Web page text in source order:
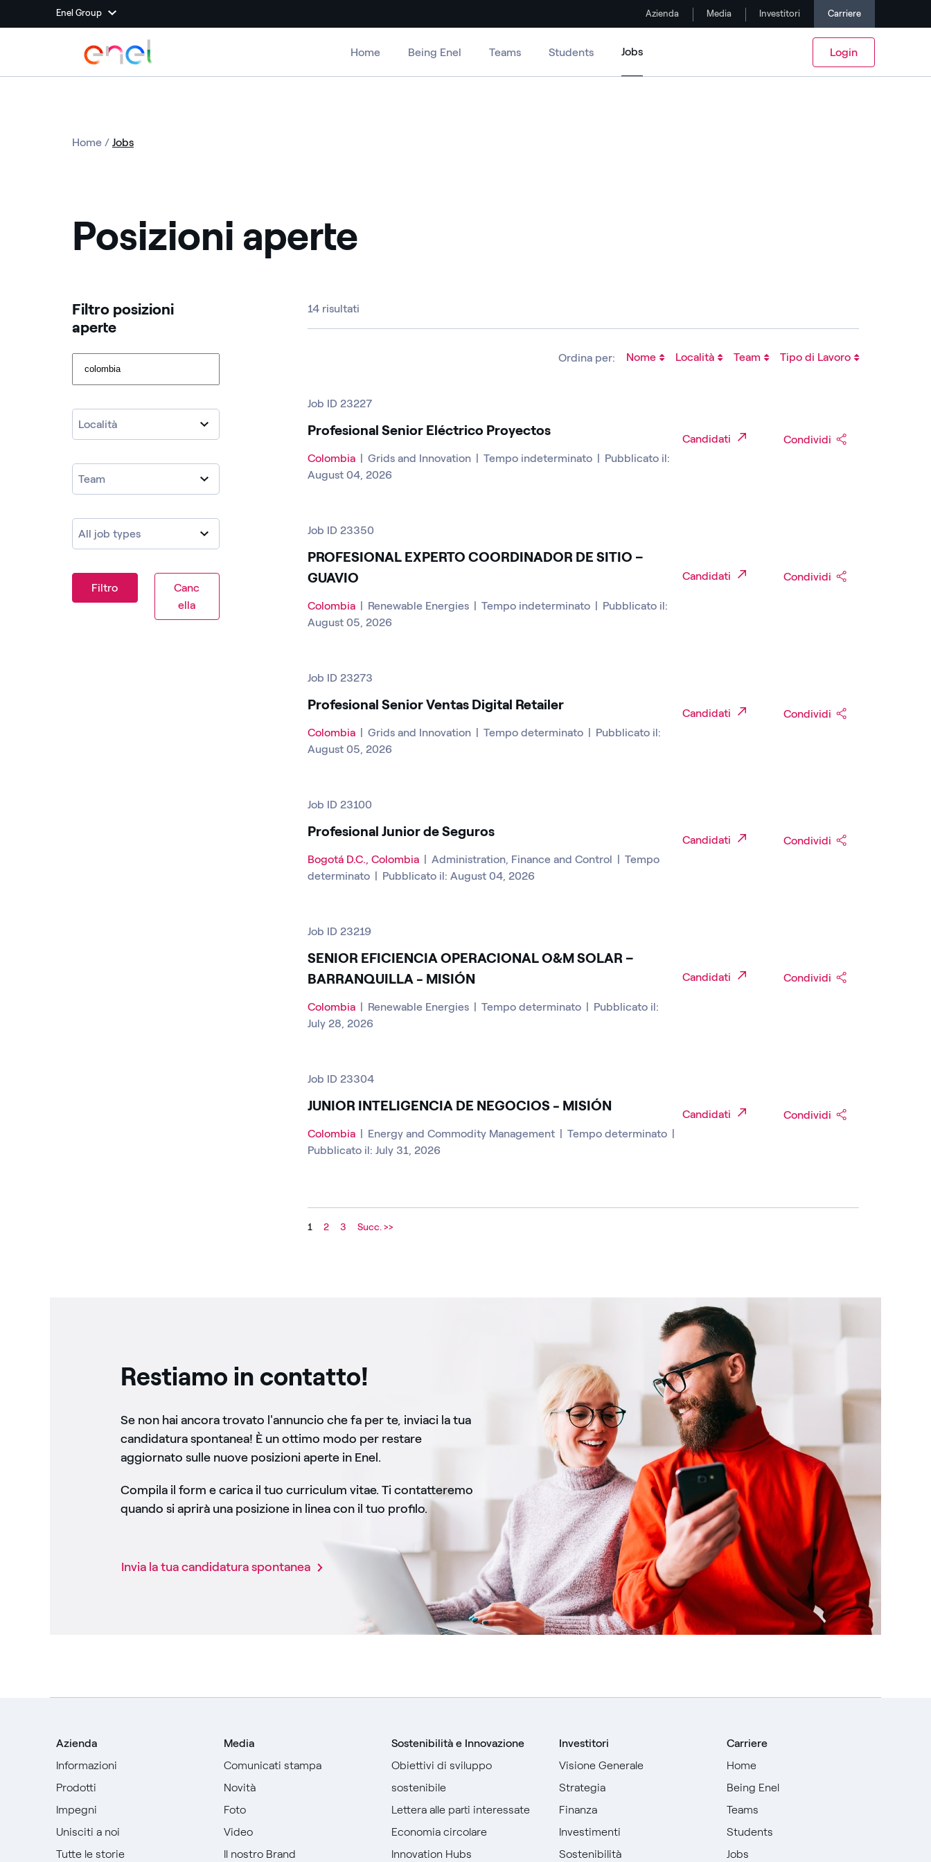
Enel Group Azienda Media Investitori Carriere
Home Being Enel Teams Students Jobs Login
Home / Jobs
Posizioni aperte
Filtro posizioni
aperte ​
Località
Team
All job types
Filtro
Canc
ella
14 risultati
Ordina per:
Job ID 23227
Profesional Senior Eléctrico Proyectos
Colombia | Grids and Innovation | Tempo indeterminato | Pubblicato il:
August 04, 2026
Candidati Condividi
Job ID 23350
PROFESIONAL EXPERTO COORDINADOR DE SITIO –
GUAVIO
Colombia | Renewable Energies | Tempo indeterminato | Pubblicato il:
August 05, 2026
Candidati Condividi
Job ID 23273
Profesional Senior Ventas Digital Retailer
Colombia | Grids and Innovation | Tempo determinato | Pubblicato il:
August 05, 2026
Candidati Condividi
Job ID 23100
Profesional Junior de Seguros
Bogotá D.C., Colombia | Administration, Finance and Control | Tempo
determinato | Pubblicato il: August 04, 2026
Candidati Condividi
Job ID 23219
SENIOR EFICIENCIA OPERACIONAL O&M SOLAR –
BARRANQUILLA - MISIÓN
Colombia | Renewable Energies | Tempo determinato | Pubblicato il:
July 28, 2026
Candidati Condividi
Job ID 23304
JUNIOR INTELIGENCIA DE NEGOCIOS - MISIÓN
Colombia | Energy and Commodity Management | Tempo determinato |
Pubblicato il: July 31, 2026
Candidati Condividi
1 2 3 Succ. >>
Restiamo in contatto!
Se non hai ancora trovato l'annuncio che fa per te, inviaci la tua
candidatura spontanea! È un ottimo modo per restare
aggiornato sulle nuove posizioni aperte in Enel.
Compila il form e carica il tuo curriculum vitae. Ti contatteremo
quando si aprirà una posizione in linea con il tuo profilo.
Invia la tua candidatura spontanea​
Azienda
Informazioni
Prodotti
Impegni
Unisciti a noi
Tutte le storie
Media
Comunicati stampa
Novità
Foto
Video
Il nostro Brand
Sostenibilità e Innovazione
Obiettivi di sviluppo
sostenibile
Lettera alle parti interessate
Economia circolare
Innovation Hubs
Investitori
Visione Generale
Strategia
Finanza
Investimenti
Sostenibilità
Carriere
Home
Being Enel
Teams
Students
Jobs